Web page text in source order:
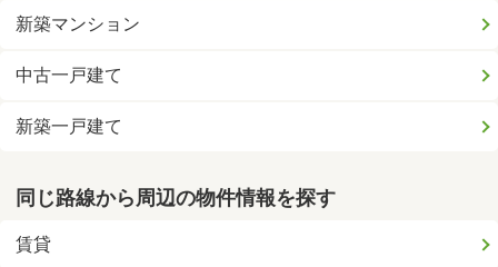
新築マンション
中古一戸建て
新築一戸建て
同じ路線から周辺の物件情報を探す
賃貸